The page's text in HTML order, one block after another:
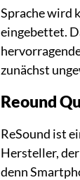
Sprache wird
eingebettet.
zunächst
Reound
ReSound ist
Hersteller,
denn